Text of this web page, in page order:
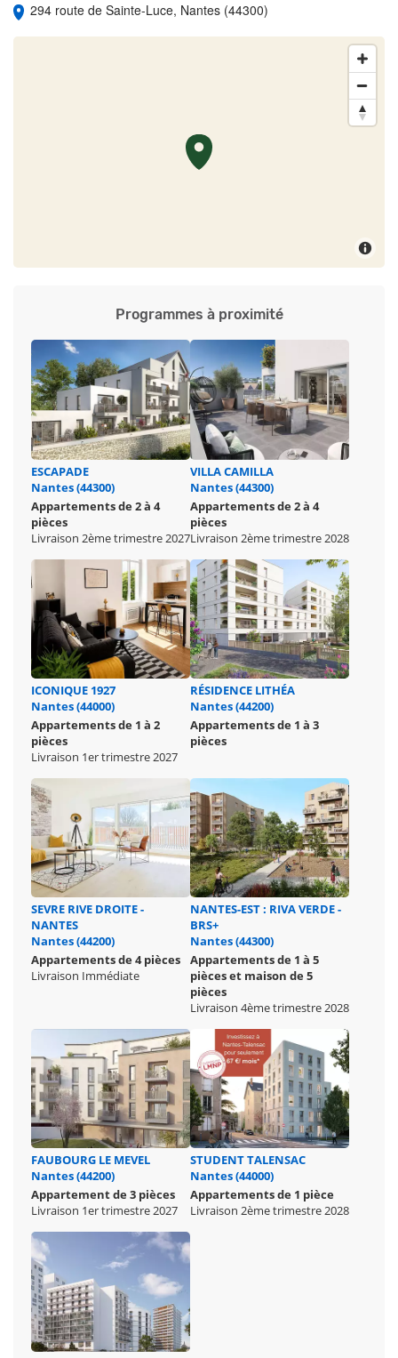
294 route de Sainte-Luce, Nantes (44300)
Programmes à proximité
ESCAPADE
Nantes (44300)
Appartements de 2 à 4
pièces
Livraison 2ème trimestre 2027
VILLA CAMILLA
Nantes (44300)
Appartements de 2 à 4
pièces
Livraison 2ème trimestre 2028
ICONIQUE 1927
Nantes (44000)
Appartements de 1 à 2
pièces
Livraison 1er trimestre 2027
RÉSIDENCE LITHÉA
Nantes (44200)
Appartements de 1 à 3
pièces
SEVRE RIVE DROITE -
NANTES
Nantes (44200)
Appartements de 4 pièces
Livraison Immédiate
NANTES-EST : RIVA VERDE -
BRS+
Nantes (44300)
Appartements de 1 à 5
pièces et maison de 5
pièces
Livraison 4ème trimestre 2028
FAUBOURG LE MEVEL
Nantes (44200)
Appartement de 3 pièces
Livraison 1er trimestre 2027
STUDENT TALENSAC
Nantes (44000)
Appartements de 1 pièce
Livraison 2ème trimestre 2028